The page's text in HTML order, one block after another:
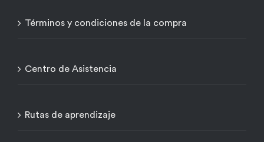
Términos y condiciones de la compra
Centro de Asistencia
Rutas de aprendizaje